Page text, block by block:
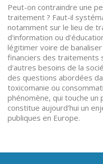
Peut-on contraindre une
traitement ? Faut-il
notamment sur le lieu de
d'information ou
légitimer voire de
financiers des traitements
d'autres besoins de la
des questions abordées
toxicomanie ou
phénomène, qui touche un
constitue aujourd'hui un
publiques en Europe.